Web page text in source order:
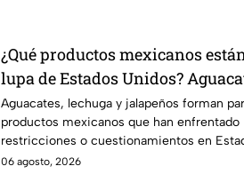
¿Qué productos mexicanos
lupa de Estados Unidos? Aguacates,
lechuga y jalapeños encabezan
Aguacates, lechuga y jalapeños forman
productos mexicanos que han enfrentado
restricciones o cuestionamientos en
Unidos. Te decimos por qué.
06 agosto, 2026